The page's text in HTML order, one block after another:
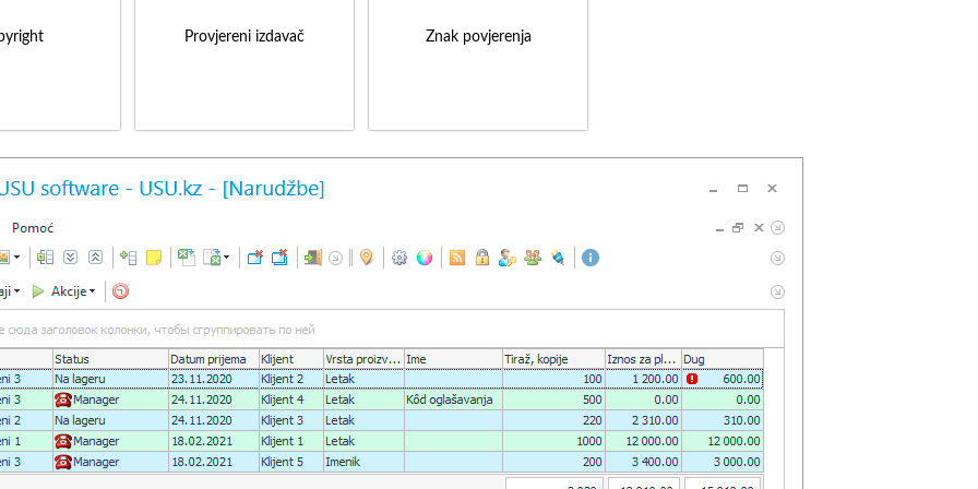
Provjereni izdavač Znak povjerenja